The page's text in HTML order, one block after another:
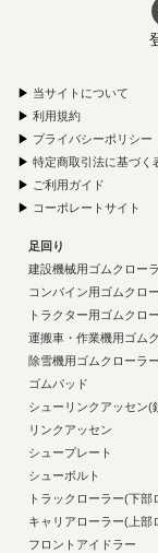
▶ 当サイトについて
▶ 利用規約
▶ プライバシーポリシー
▶ 特定商取引法に基づく
▶ ご利用ガイド
▶ コーポレートサイト
足回り
建設機械用ゴムクロー
コンバイン用ゴムクロ
トラクター用ゴムクロ
運搬車・作業機用ゴム
除雪機用ゴムクローラー
ゴムパッド
シューリンクアッセン(
リンクアッセン
シュープレート
シューボルト
トラックローラー(下部
キャリアローラー(上部
フロントアイドラー